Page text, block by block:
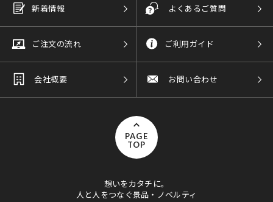
新着情報 よくあるご質問
ご注文の流れ ご利用ガイド
会社概要 お問い合わせ
PAGE
TOP
想いをカタチに。
人と人をつなぐ景品・ノベルティ